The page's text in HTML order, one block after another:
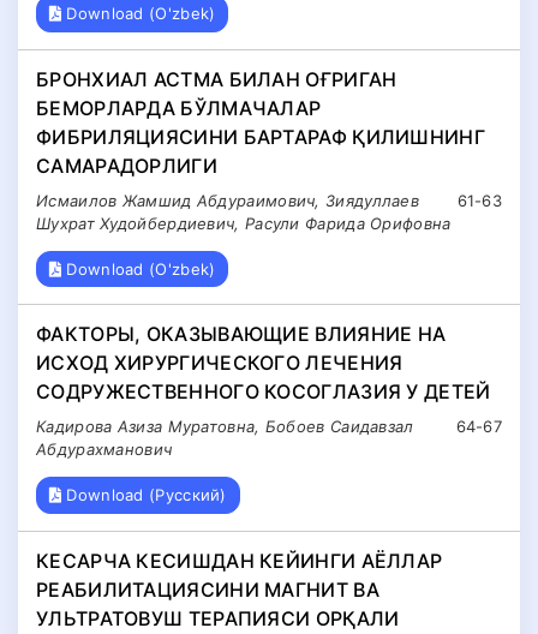
Download (O'zbek)
БРОНХИАЛ АСТМА БИЛАН ОҒРИГАН
БЕМОРЛАРДА БЎЛМАЧАЛАР
ФИБРИЛЯЦИЯСИНИ БАРТАРАФ ҚИЛИШНИНГ
САМАРАДОРЛИГИ
61-63
Исмаилов Жамшид Абдураимович, Зиядуллаев
Шухрат Худойбердиевич, Расули Фарида Орифовна
Download (O'zbek)
ФАКТОРЫ, ОКАЗЫВАЮЩИЕ ВЛИЯНИЕ НА
ИСХОД ХИРУРГИЧЕСКОГО ЛЕЧЕНИЯ
СОДРУЖЕСТВЕННОГО КОСОГЛАЗИЯ У ДЕТЕЙ
64-67
Кадирова Азиза Муратовна, Бобоев Саидавзал
Абдурахманович
Download (Русский)
КЕСАРЧА КЕСИШДАН КЕЙИНГИ АЁЛЛАР
РЕАБИЛИТАЦИЯСИНИ МАГНИТ ВА
УЛЬТРАТОВУШ ТЕРАПИЯСИ ОРҚАЛИ